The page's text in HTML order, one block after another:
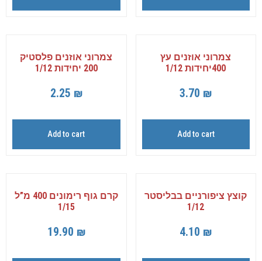
צמרוני אוזנים עץ
400יחידות 1/12
3.70 ₪
Add to cart
צמרוני אוזנים פלסטיק
200 יחידות 1/12
2.25 ₪
Add to cart
קוצץ ציפורניים בבליסטר
1/12
4.10 ₪
קרם גוף רימונים 400 מ”ל
1/15
19.90 ₪